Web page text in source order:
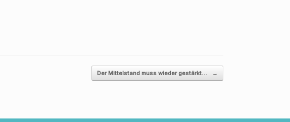
Der Mittelstand muss wieder gestärkt… →